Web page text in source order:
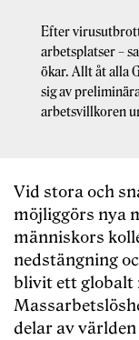
Efter
arbetsplatser –
ökar. Allt åt alla
sig av
arbetsvillkoren
Vid stora och
möjliggörs nya
människors
nedstängning
blivit ett globalt
delar av